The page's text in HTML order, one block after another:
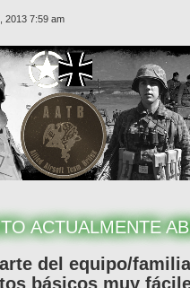
2013 7:59 am
ACTUALMENTE
del equipo/
básicos muy